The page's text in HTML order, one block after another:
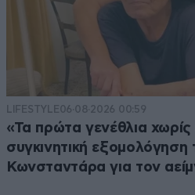
LIFESTYLE06·08·2026 00:59
«Τα πρώτα γενέθλια
συγκινητική
Κωνσταντάρα για τον